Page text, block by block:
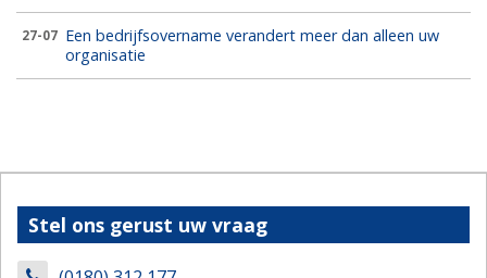
27-07 Een bedrijfsovername verandert meer dan alleen uw
organisatie
Stel ons gerust uw vraag